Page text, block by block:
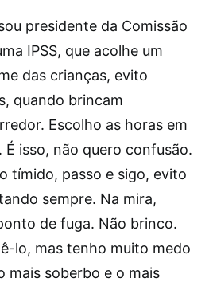
presidente da Comissão
IPSS, que acolhe um
das crianças, evito
quando brincam
Escolho as horas em
É isso, não quero confusão.
tímido, passo e sigo, evito
sempre. Na mira,
de fuga. Não brinco.
lo, mas tenho muito medo
mais soberbo e o mais